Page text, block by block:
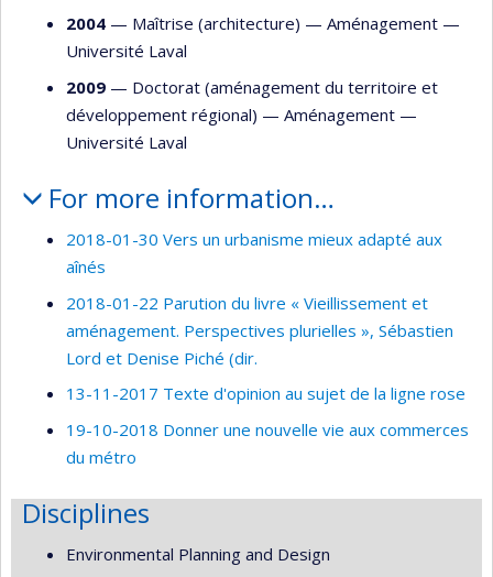
2004 — Maîtrise (architecture) — Aménagement —
Université Laval
2009 — Doctorat (aménagement du territoire et
développement régional) — Aménagement —
Université Laval
For more information…
2018-01-30 Vers un urbanisme mieux adapté aux
aînés
2018-01-22 Parution du livre « Vieillissement et
aménagement. Perspectives plurielles », Sébastien
Lord et Denise Piché (dir.
13-11-2017 Texte d'opinion au sujet de la ligne rose
19-10-2018 Donner une nouvelle vie aux commerces
du métro
Disciplines
Environmental Planning and Design